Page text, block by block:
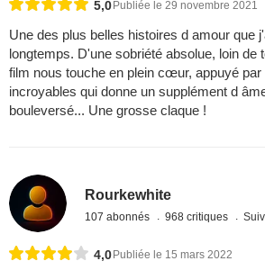
5,0Publiée le 29 novembre 2021
Une des plus belles histoires d amour que
longtemps. D'une sobriété absolue, loin de
film nous touche en plein cœur, appuyé par
incroyables qui donne un supplément d
bouleversé... Une grosse claque !
Rourkewhite
107 abonnés 968 critiques
4,0 Publiée le 15 mars 2022